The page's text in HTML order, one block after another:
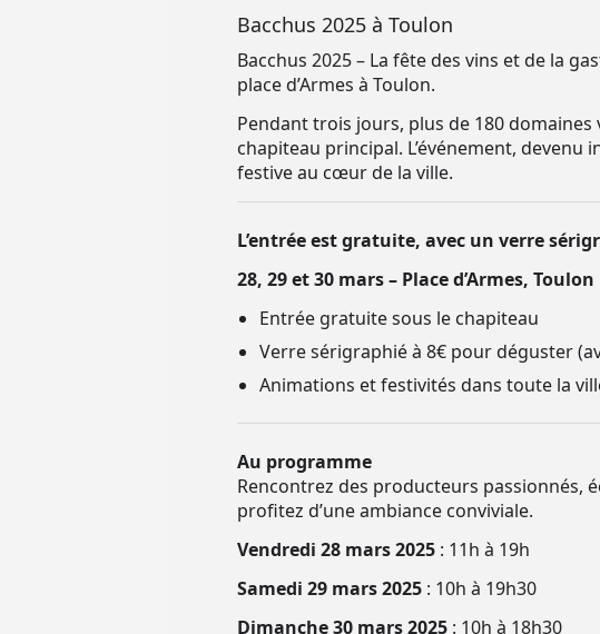
Bacchus 2025 à Toulon
Bacchus 2025 – La fête des vins et de la
place d’Armes à Toulon.
Pendant trois jours, plus de 180
chapiteau principal. L’événement,
festive au cœur de la ville.
L’entrée est gratuite, avec un verre
28, 29 et 30 mars – Place d’Armes, Toulon
Entrée gratuite sous le chapiteau
Verre sérigraphié à 8€ pour déguster
Animations et festivités dans toute la
Au programme
Rencontrez des producteurs passionnés,
profitez d’une ambiance conviviale.
Vendredi 28 mars 2025 : 11h à 19h
Samedi 29 mars 2025 : 10h à 19h30
Dimanche 30 mars 2025 : 10h à 18h30